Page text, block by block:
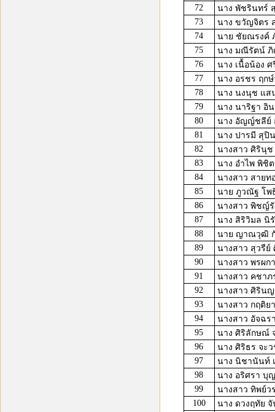
72
นาง พัชรินทร์
73
นาง ขวัญจิตร
74
นาย ชัยณรงค์
75
นาง มณีรัตน์
76
นาง เนื้อน้อง
77
นาง อรชร ฤก
78
นาง นงนุช แส
79
นาง นาริฐา อิ
80
นาง อัญญ์ชลีย์
81
นาง ปารมี สุปิ
82
นางสาว ศิรินุช
83
นาง อำไพ พิชิ
84
นางสาว สายท
85
นาย ภูวณัฐ โพ
86
นางสาว พิชญ์
87
นาง สิริวิมล นิ
88
นาย ญาณวุฒิ
89
นางสาว สุวรีย์
90
นางสาว พรผก
91
นางสาว คชา
92
นางสาว ศิริน
93
นางสาว กฤติย
94
นางสาว อัจฉร
95
นาง ศิริลักษณ์
96
นาง ศิริธร จะ
97
นาง นิชานันท์
98
นาง อริศรา บุ
99
นางสาว ทิพย์
100
นาง ดวงฤทัย